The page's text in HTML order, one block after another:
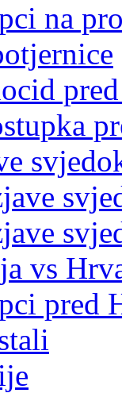
na
vs
pred